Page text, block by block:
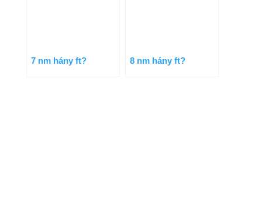
7 nm hány ft? 8 nm hány ft?